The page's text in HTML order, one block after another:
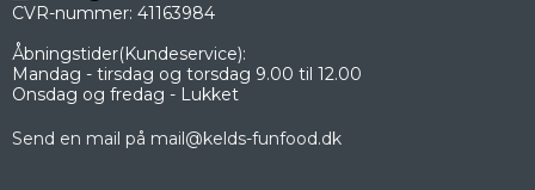
CVR-nummer: 41163984
Åbningstider(Kundeservice):
Mandag - tirsdag og torsdag 9.00 til 12.00
Onsdag og fredag - Lukket
Send en mail på mail@kelds-funfood.dk